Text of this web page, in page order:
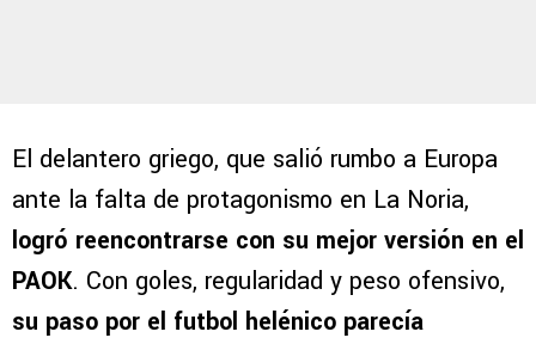
El delantero griego, que salió rumbo a Europa
ante la falta de protagonismo en La Noria,
logró reencontrarse con su mejor versión en el
PAOK. Con goles, regularidad y peso ofensivo,
su paso por el futbol helénico parecía